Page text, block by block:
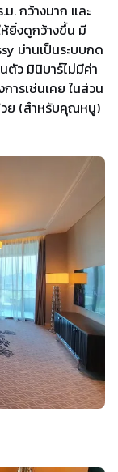
. กว้างมาก และ
ยิ่งดูกว้างขึ้น มี
ม่านเป็นระบบกด
ตัว มินิบาร์ไม่มีค่า
ารเช่นเคย ในส่วน
วย (สำหรับคุณหนู)